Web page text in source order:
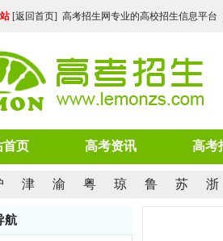
[返回首页] 高考招生网专业的高校招生信息平台（
首页 高考资讯 高考
津 渝 粤 琼 鲁 苏 浙